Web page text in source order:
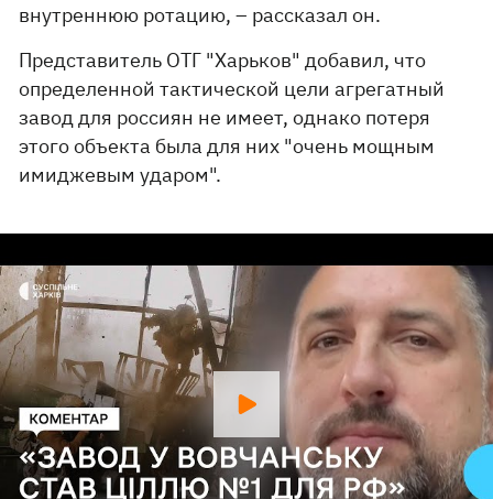
внутреннюю ротацию, – рассказал он.
Представитель ОТГ "Харьков" добавил, что
определенной тактической цели агрегатный
завод для россиян не имеет, однако потеря
этого объекта была для них "очень мощным
имиджевым ударом".